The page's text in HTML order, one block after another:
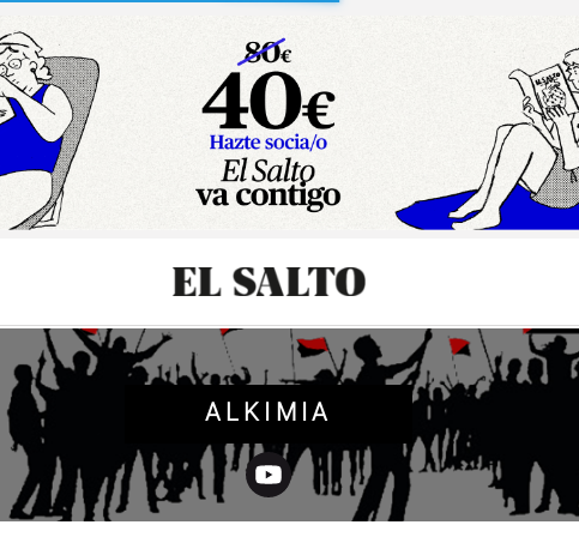
ALKIMIA